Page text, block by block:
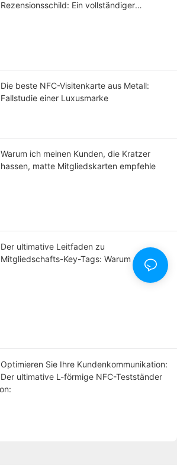
Rezensionsschild: Ein vollständiger
Die beste NFC-Visitenkarte aus Metall:
Fallstudie einer Luxusmarke
Warum ich meinen Kunden, die Kratzer
hassen, matte Mitgliedskarten empfehle
Der ultimative Leitfaden zu
Mitgliedschafts-Key-Tags: Warum sind sie
die „Effizienzkönige“ der modernen
Optimieren Sie Ihre Kundenkommunikation:
Der ultimative L-förmige NFC-Testständer